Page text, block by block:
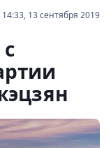
14:33, 13 сентября 2019